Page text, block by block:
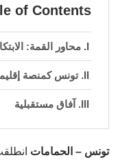
of Contents
محاور القمة:
تونس كمنصة
آفاق مستقبلية
تونس – الحمامات